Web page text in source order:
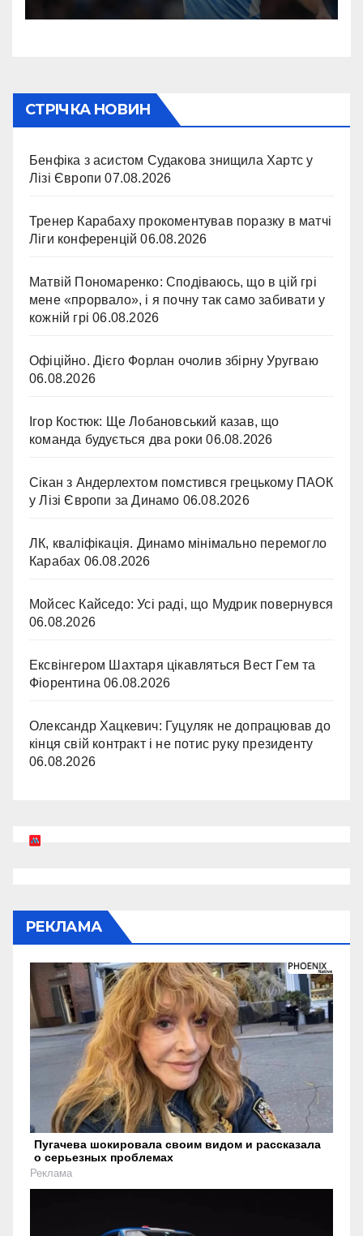
СТРІЧКА НОВИН
Бенфіка з асистом Судакова знищила Хартс у
Лізі Європи 07.08.2026
Тренер Карабаху прокоментував поразку в матчі
Ліги конференцій 06.08.2026
Матвій Пономаренко: Сподіваюсь, що в цій грі
мене «прорвало», і я почну так само забивати у
кожній грі 06.08.2026
Офіційно. Дієго Форлан очолив збірну Уругваю
06.08.2026
Ігор Костюк: Ще Лобановський казав, що
команда будується два роки 06.08.2026
Сікан з Андерлехтом помстився грецькому ПАОК
у Лізі Європи за Динамо 06.08.2026
ЛК, кваліфікація. Динамо мінімально перемогло
Карабах 06.08.2026
Мойсес Кайседо: Усі раді, що Мудрик повернувся
06.08.2026
Ексвінгером Шахтаря цікавляться Вест Гем та
Фіорентина 06.08.2026
Олександр Хацкевич: Гуцуляк не допрацював до
кінця свій контракт і не потис руку президенту
06.08.2026
РЕКЛАМА
Пугачева шокировала своим видом и рассказала
о серьезных проблемах
Реклама